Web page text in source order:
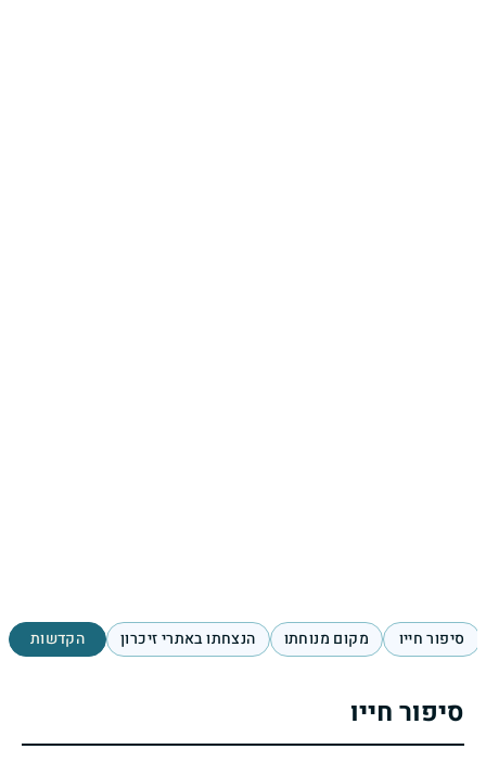
סיפור חייו מקום מנוחתו הנצחתו באתרי זיכרון הקדשות
סיפור חייו